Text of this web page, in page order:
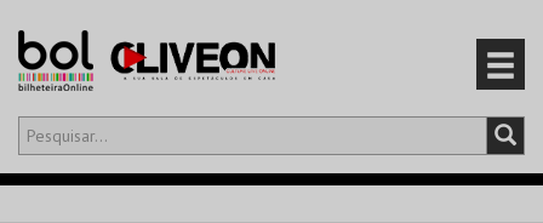
Olá,iniciar sessão